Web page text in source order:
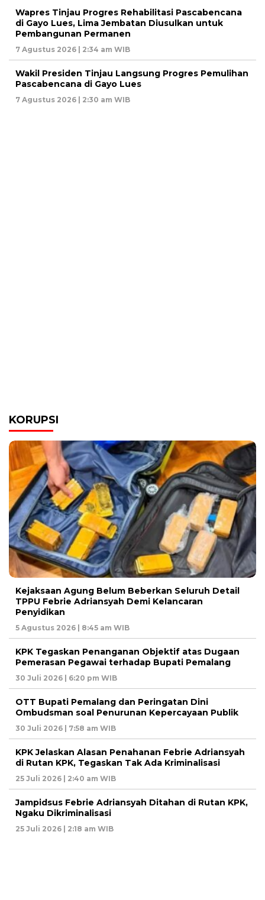
Wapres Tinjau Progres Rehabilitasi Pascabencana
di Gayo Lues, Lima Jembatan Diusulkan untuk
Pembangunan Permanen
7 Agustus 2026 | 2:34 am WIB
Wakil Presiden Tinjau Langsung Progres Pemulihan
Pascabencana di Gayo Lues
7 Agustus 2026 | 2:30 am WIB
KORUPSI
Kejaksaan Agung Belum Beberkan Seluruh Detail
TPPU Febrie Adriansyah Demi Kelancaran
Penyidikan
5 Agustus 2026 | 8:45 am WIB
KPK Tegaskan Penanganan Objektif atas Dugaan
Pemerasan Pegawai terhadap Bupati Pemalang
30 Juli 2026 | 6:20 pm WIB
OTT Bupati Pemalang dan Peringatan Dini
Ombudsman soal Penurunan Kepercayaan Publik
30 Juli 2026 | 7:58 am WIB
KPK Jelaskan Alasan Penahanan Febrie Adriansyah
di Rutan KPK, Tegaskan Tak Ada Kriminalisasi
25 Juli 2026 | 2:40 am WIB
Jampidsus Febrie Adriansyah Ditahan di Rutan KPK,
Ngaku Dikriminalisasi
25 Juli 2026 | 2:18 am WIB